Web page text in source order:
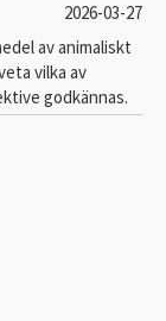
2026-03-27
av animaliskt
vilka av
godkännas.